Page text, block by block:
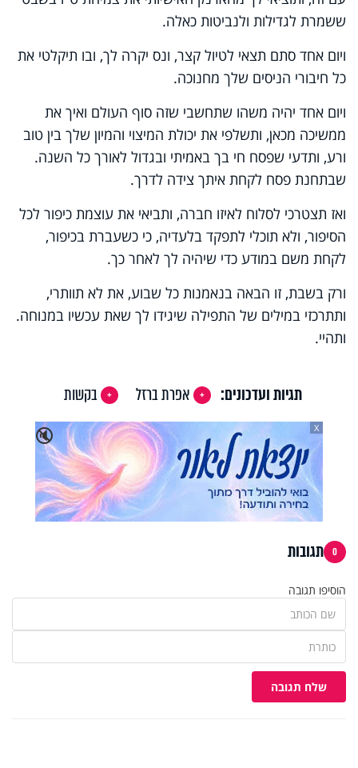
ששמרת לגדילות ולנביטות כאלה.
ויום אחד סתם תצאי לטיול קצר, ונס יקרה לך, ובו תיקלטי את
כל חיבורי הניסים שלך מחנוכה.
ויום אחד יהיה משהו שתחשבי שזה סוף העולם ואיך את
ממשיכה מכאן, ותשלפי את יכולת המיצוי והמיון שלך בין טוב
ורע, ותדעי שפסח חי בך באמיתי ובגדול לאורך כל השנה.
שבתחנת פסח לקחת איתך צידה לדרך.
ואז תצטרכי לסלוח לאיזו חברה, ותביאי את עוצמת כיפור לכל
הסיפור, ולא תוכלי לתפקד בלעדיה, כי כשעברת בכיפור,
לקחת משם במודע כדי שיהיה לך לאחר כך.
ורק בשבת, זו הבאה בנאמנות כל שבוע, את לא תוותרי,
ותתרכזי במילים של התפילה שיגידו לך שאת עכשיו במנוחה.
ותהיי.
תגיות ועדכונים: אפרת ברזל
בקשות
🔇
X
0 תגובות
הוסיפו תגובה
שלח תגובה